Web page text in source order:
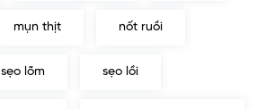
mụn thịt nốt ruồi
sẹo lõm sẹo lồi